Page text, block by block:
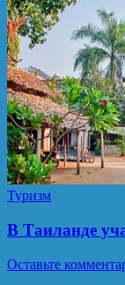
Туризм
В Таиланде
Оставьте